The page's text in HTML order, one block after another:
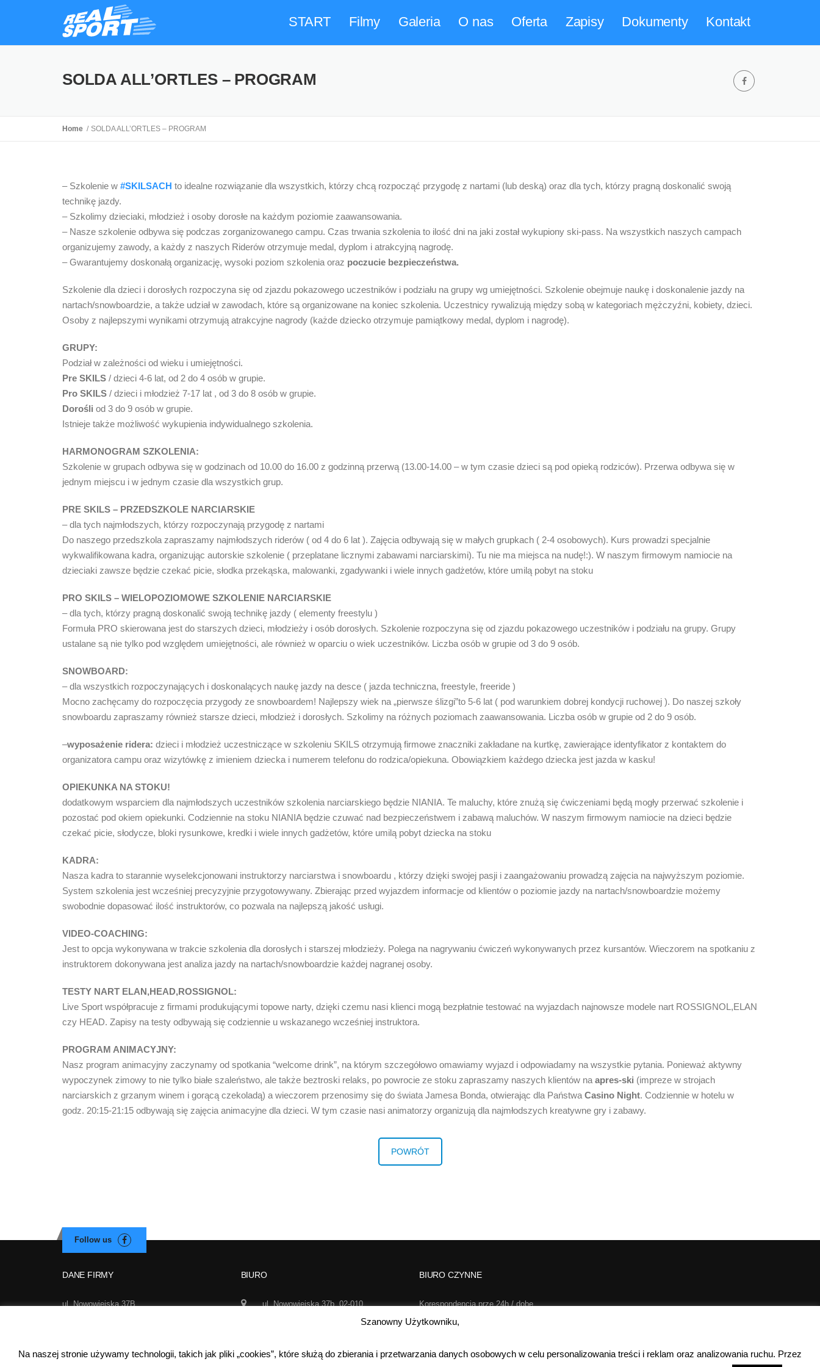
START Filmy Galeria O nas Oferta Zapisy Dokumenty Kontakt
SOLDA ALL’ORTLES – PROGRAM
Home SOLDA ALL’ORTLES – PROGRAM
– Szkolenie w #SKILSACH to idealne rozwiązanie dla wszystkich, którzy chcą rozpocząć przygodę z nartami (lub deską) oraz dla tych, którzy pragną doskonalić swoją
technikę jazdy.
– Szkolimy dzieciaki, młodzież i osoby dorosłe na każdym poziomie zaawansowania.
– Nasze szkolenie odbywa się podczas zorganizowanego campu. Czas trwania szkolenia to ilość dni na jaki został wykupiony ski-pass. Na wszystkich naszych campach
organizujemy zawody, a każdy z naszych Riderów otrzymuje medal, dyplom i atrakcyjną nagrodę.
– Gwarantujemy doskonałą organizację, wysoki poziom szkolenia oraz poczucie bezpieczeństwa.
Szkolenie dla dzieci i dorosłych rozpoczyna się od zjazdu pokazowego uczestników i podziału na grupy wg umiejętności. Szkolenie obejmuje naukę i doskonalenie jazdy na
nartach/snowboardzie, a także udział w zawodach, które są organizowane na koniec szkolenia. Uczestnicy rywalizują między sobą w kategoriach mężczyźni, kobiety, dzieci.
Osoby z najlepszymi wynikami otrzymują atrakcyjne nagrody (każde dziecko otrzymuje pamiątkowy medal, dyplom i nagrodę).
GRUPY:
Podział w zależności od wieku i umiejętności.
Pre SKILS / dzieci 4-6 lat, od 2 do 4 osób w grupie.
Pro SKILS / dzieci i młodzież 7-17 lat , od 3 do 8 osób w grupie.
Dorośli od 3 do 9 osób w grupie.
Istnieje także możliwość wykupienia indywidualnego szkolenia.
HARMONOGRAM SZKOLENIA:
Szkolenie w grupach odbywa się w godzinach od 10.00 do 16.00 z godzinną przerwą (13.00-14.00 – w tym czasie dzieci są pod opieką rodziców). Przerwa odbywa się w
jednym miejscu i w jednym czasie dla wszystkich grup.
PRE SKILS – PRZEDSZKOLE NARCIARSKIE
– dla tych najmłodszych, którzy rozpoczynają przygodę z nartami
Do naszego przedszkola zapraszamy najmłodszych riderów ( od 4 do 6 lat ). Zajęcia odbywają się w małych grupkach ( 2-4 osobowych). Kurs prowadzi specjalnie
wykwalifikowana kadra, organizując autorskie szkolenie ( przeplatane licznymi zabawami narciarskimi). Tu nie ma miejsca na nudę!:). W naszym firmowym namiocie na
dzieciaki zawsze będzie czekać picie, słodka przekąska, malowanki, zgadywanki i wiele innych gadżetów, które umilą pobyt na stoku
PRO SKILS – WIELOPOZIOMOWE SZKOLENIE NARCIARSKIE
– dla tych, którzy pragną doskonalić swoją technikę jazdy ( elementy freestylu )
Formuła PRO skierowana jest do starszych dzieci, młodzieży i osób dorosłych. Szkolenie rozpoczyna się od zjazdu pokazowego uczestników i podziału na grupy. Grupy
ustalane są nie tylko pod względem umiejętności, ale również w oparciu o wiek uczestników. Liczba osób w grupie od 3 do 9 osób.
SNOWBOARD:
– dla wszystkich rozpoczynających i doskonalących naukę jazdy na desce ( jazda techniczna, freestyle, freeride )
Mocno zachęcamy do rozpoczęcia przygody ze snowboardem! Najlepszy wiek na „pierwsze ślizgi”to 5-6 lat ( pod warunkiem dobrej kondycji ruchowej ). Do naszej szkoły
snowboardu zapraszamy również starsze dzieci, młodzież i dorosłych. Szkolimy na różnych poziomach zaawansowania. Liczba osób w grupie od 2 do 9 osób.
–wyposażenie ridera: dzieci i młodzież uczestniczące w szkoleniu SKILS otrzymują firmowe znaczniki zakładane na kurtkę, zawierające identyfikator z kontaktem do
organizatora campu oraz wizytówkę z imieniem dziecka i numerem telefonu do rodzica/opiekuna. Obowiązkiem każdego dziecka jest jazda w kasku!
OPIEKUNKA NA STOKU!
dodatkowym wsparciem dla najmłodszych uczestników szkolenia narciarskiego będzie NIANIA. Te maluchy, które znużą się ćwiczeniami będą mogły przerwać szkolenie i
pozostać pod okiem opiekunki. Codziennie na stoku NIANIA będzie czuwać nad bezpieczeństwem i zabawą maluchów. W naszym firmowym namiocie na dzieci będzie
czekać picie, słodycze, bloki rysunkowe, kredki i wiele innych gadżetów, które umilą pobyt dziecka na stoku
KADRA:
Nasza kadra to starannie wyselekcjonowani instruktorzy narciarstwa i snowboardu , którzy dzięki swojej pasji i zaangażowaniu prowadzą zajęcia na najwyższym poziomie.
System szkolenia jest wcześniej precyzyjnie przygotowywany. Zbierając przed wyjazdem informacje od klientów o poziomie jazdy na nartach/snowboardzie możemy
swobodnie dopasować ilość instruktorów, co pozwala na najlepszą jakość usługi.
VIDEO-COACHING:
Jest to opcja wykonywana w trakcie szkolenia dla dorosłych i starszej młodzieży. Polega na nagrywaniu ćwiczeń wykonywanych przez kursantów. Wieczorem na spotkaniu z
instruktorem dokonywana jest analiza jazdy na nartach/snowboardzie każdej nagranej osoby.
TESTY NART ELAN,HEAD,ROSSIGNOL:
Live Sport współpracuje z firmami produkującymi topowe narty, dzięki czemu nasi klienci mogą bezpłatnie testować na wyjazdach najnowsze modele nart ROSSIGNOL,ELAN
czy HEAD. Zapisy na testy odbywają się codziennie u wskazanego wcześniej instruktora.
PROGRAM ANIMACYJNY:
Nasz program animacyjny zaczynamy od spotkania “welcome drink”, na którym szczegółowo omawiamy wyjazd i odpowiadamy na wszystkie pytania. Ponieważ aktywny
wypoczynek zimowy to nie tylko białe szaleństwo, ale także beztroski relaks, po powrocie ze stoku zapraszamy naszych klientów na apres-ski (impreze w strojach
narciarskich z grzanym winem i gorącą czekoladą) a wieczorem przenosimy się do świata Jamesa Bonda, otwierając dla Państwa Casino Night. Codziennie w hotelu w
godz. 20:15-21:15 odbywają się zajęcia animacyjne dla dzieci. W tym czasie nasi animatorzy organizują dla najmłodszych kreatywne gry i zabawy.
POWRÓT
DANE FIRMY
ul. Nowowiejska 37B
BIURO
ul. Nowowiejska 37b, 02-010
info@realsport.pl
BIURO CZYNNE
Korespondencja prze 24h / dobę,
7 dni w tygodniu
Sobota: kontakt telefoniczny
Szanowny Użytkowniku,
Na naszej stronie używamy technologii, takich jak pliki „cookies”, które służą do zbierania i przetwarzania danych osobowych w celu personalizowania treści i reklam oraz analizowania ruchu. Przez